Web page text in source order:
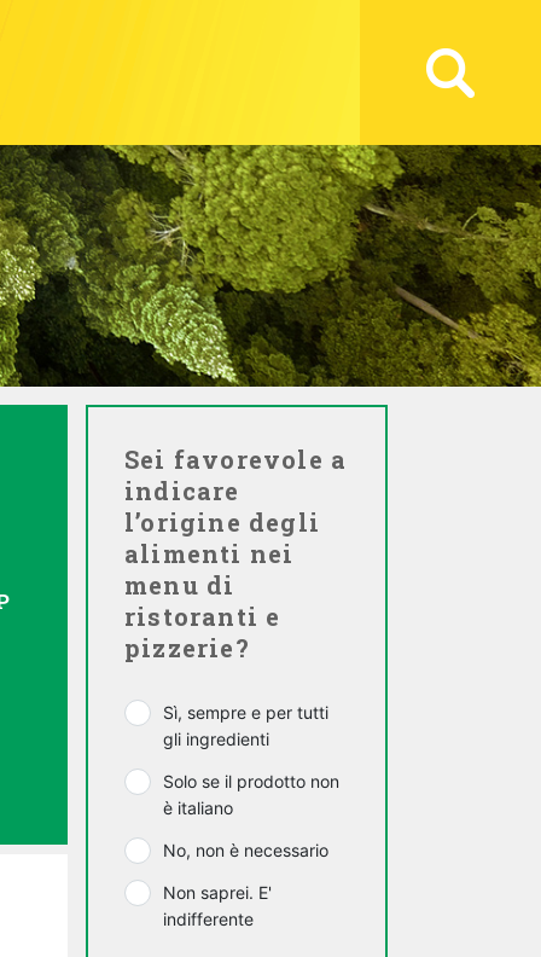
Sei favorevole a
indicare
l’origine degli
alimenti nei
menu di
ristoranti e
pizzerie?
Sì, sempre e per tutti
gli ingredienti
Solo se il prodotto non
è italiano
No, non è necessario
Non saprei. E'
indifferente